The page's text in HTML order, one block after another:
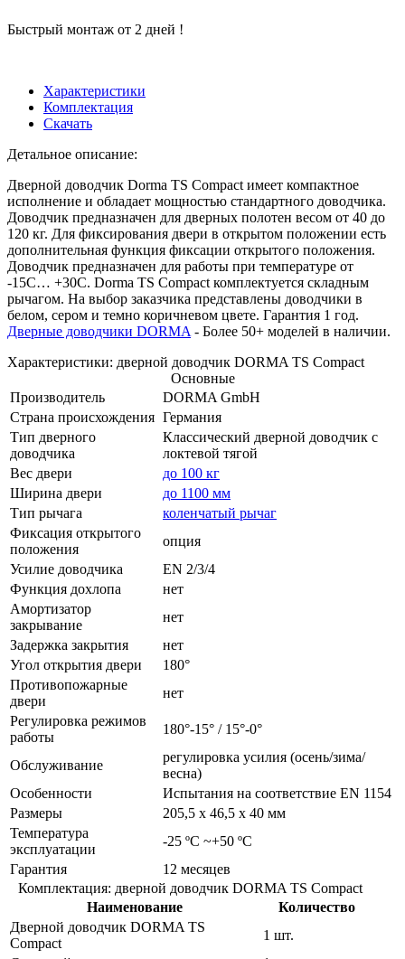
Быстрый монтаж от 2 дней !
Характеристики
Комплектация
Скачать
Детальное описание:
Дверной доводчик Dorma TS Compact имеет компактное
исполнение и обладает мощностью стандартного доводчика.
Доводчик предназначен для дверных полотен весом от 40 до
120 кг. Для фиксирования двери в открытом положении есть
дополнительная функция фиксации открытого положения.
Доводчик предназначен для работы при температуре от
-15С… +30С. Dorma TS Compact комплектуется складным
рычагом. На выбор заказчика представлены доводчики в
белом, сером и темно коричневом цвете. Гарантия 1 год.
Дверные доводчики DORMA - Более 50+ моделей в наличии.
Характеристики: дверной доводчик DORMA TS Compact
Основные
Производитель
DORMA GmbH
Страна происхождения Германия
Тип дверного
доводчика
Классический дверной доводчик с
локтевой тягой
Вес двери
до 100 кг
Ширина двери
до 1100 мм
Тип рычага
коленчатый рычаг
Фиксация открытого
положения
опция
Усилие доводчика
EN 2/3/4
Функция дохлопа
нет
Амортизатор
закрывание
нет
Задержка закрытия
нет
Угол открытия двери
180°
Противопожарные
двери
нет
Регулировка режимов
работы
180°-15° / 15°-0°
Обслуживание
регулировка усилия (осень/зима/
весна)
Особенности
Испытания на соответствие EN 1154
Размеры
205,5 x 46,5 x 40 мм
Температура
эксплуатации
-25 ºC ~+50 ºC
Гарантия
12 месяцев
Комплектация: дверной доводчик DORMA TS Compact
Наименование
Количество
Дверной доводчик DORMA TS
Compact
1 шт.